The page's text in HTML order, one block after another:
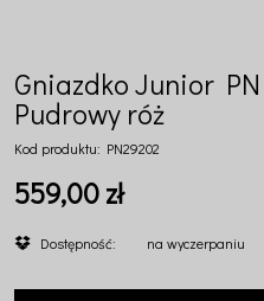
Gniazdko Junior
Pudrowy róż
Kod produktu: PN29202
559,00 zł
Dostępność: na wyczerpaniu